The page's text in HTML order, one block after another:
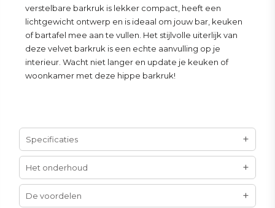
verstelbare barkruk is lekker compact, heeft een
lichtgewicht ontwerp en is ideaal om jouw bar, keuken
of bartafel mee aan te vullen. Het stijlvolle uiterlijk van
deze velvet barkruk is een echte aanvulling op je
interieur. Wacht niet langer en update je keuken of
woonkamer met deze hippe barkruk!
Specificaties
Het onderhoud
De voordelen